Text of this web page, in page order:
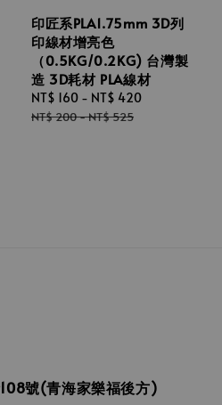
印匠系PLA1.75mm 3D列
印線材增亮色
（0.5KG/0.2KG) 台灣製
造 3D耗材 PLA線材
Sale
price
NT$ 160 - NT$ 420
NT$ 200-NT$ 525
號(青海家樂福後方)